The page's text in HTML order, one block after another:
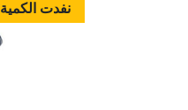
نفدت الكمية